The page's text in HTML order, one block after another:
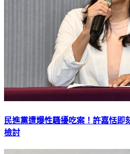
民進黨遭爆性騷擾吃案！許嘉恬
檢討